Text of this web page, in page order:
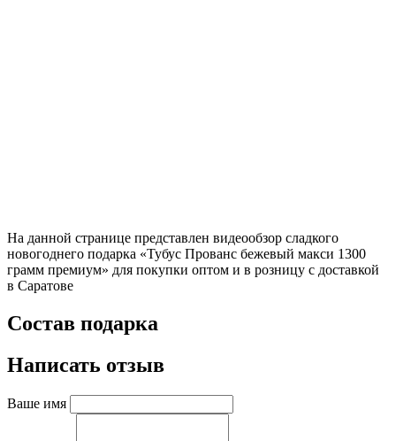
На данной странице представлен видеообзор сладкого
новогоднего подарка «Тубус Прованс бежевый макси 1300
грамм премиум» для покупки оптом и в розницу с доставкой
в Саратове
Состав подарка
Написать отзыв
Ваше имя